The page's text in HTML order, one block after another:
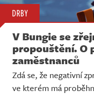
DRBY
V Bungie se
propouštění. O
zaměstnanců
Zdá se, že negativní
ve kterém má